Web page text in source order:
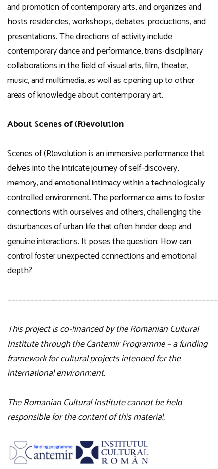
and promotion of contemporary arts, and organizes and
hosts residencies, workshops, debates, productions, and
presentations. The directions of activity include
contemporary dance and performance, trans-disciplinary
collaborations in the field of visual arts, film, theater,
music, and multimedia, as well as opening up to other
areas of knowledge about contemporary art.
About Scenes of (R)evolution
Scenes of (R)evolution is an immersive performance that
delves into the intricate journey of self-discovery,
memory, and emotional intimacy within a technologically
controlled environment. The performance aims to foster
connections with ourselves and others, challenging the
disturbances of urban life that often hinder deep and
genuine interactions. It poses the question: How can
control foster unexpected connections and emotional
depth?
This project is co-financed by the Romanian Cultural
Institute through the Cantemir Programme – a funding
framework for cultural projects intended for the
international environment.
The Romanian Cultural Institute cannot be held
responsible for the content of this material.